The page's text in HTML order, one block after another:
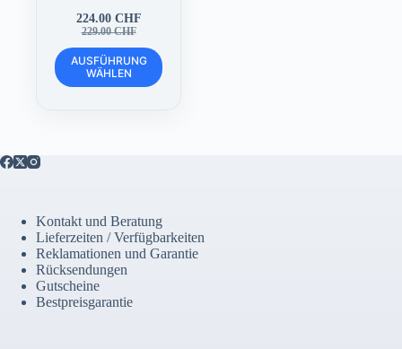
229.00CHF
Ursprünglicher
Preis
war:
229.00 CHF
224.00 CHF
Aktueller
Preis
ist:
224.00 CHF.
AUSFÜHRUNG
WÄHLEN
Dieses
Produkt
weist
der
Produktseite
gewählt
werden
Kontakt und Beratung
Lieferzeiten / Verfügbarkeiten
Reklamationen und Garantie
Rücksendungen
Gutscheine
Bestpreisgarantie